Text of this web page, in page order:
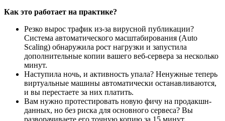
Как это работает на практике?
Резко вырос трафик из-за вирусной публикации?
Система автоматического масштабирования (Auto
Scaling) обнаружила рост нагрузки и запустила
дополнительные копии вашего веб-сервера за несколько
минут.
Наступила ночь, и активность упала? Ненужные теперь
виртуальные машины автоматически останавливаются,
и вы перестаете за них платить.
Вам нужно протестировать новую фичу на продакшн-
данных, но без риска для основного сервеса? Вы